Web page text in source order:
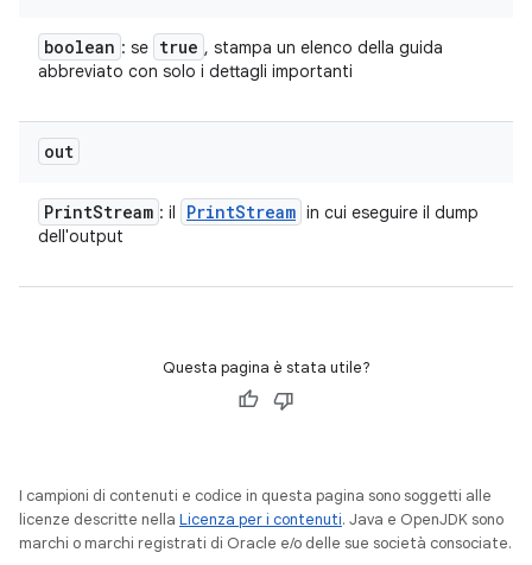
boolean : se true , stampa un elenco della guida
abbreviato con solo i dettagli importanti
out
PrintStream : il PrintStream in cui eseguire il dump
dell'output
Questa pagina è stata utile?
I campioni di contenuti e codice in questa pagina sono soggetti alle
licenze descritte nella Licenza per i contenuti. Java e OpenJDK sono
marchi o marchi registrati di Oracle e/o delle sue società consociate.